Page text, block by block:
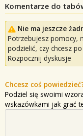
Komentarze do
Nie ma jeszcze
Potrzebujesz pomocy,
podzielić, czy chcesz
Rozpocznij dyskusje
Chcesz coś
Podziel się swoimi
wskazówkami jak grać